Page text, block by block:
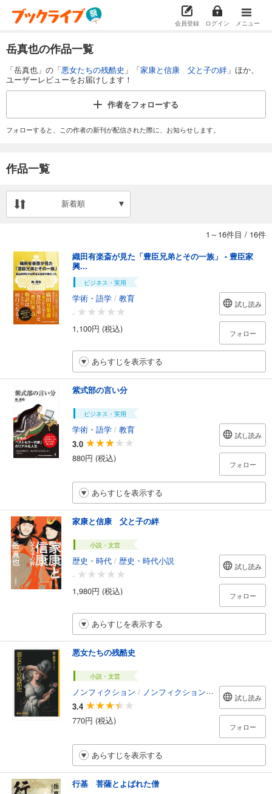
会員登録 ログイン メニュー
岳真也の作品一覧
「岳真也」の「悪女たちの残酷史 」「家康と信康 父と子の絆 」ほか、
ユーザーレビューをお届けします！
作者をフォローする
フォローすると、この作者の新刊が配信された際に、お知らせします。
作品一覧
新着順
1～16件目 / 16件
織田有楽斎が見た「豊臣兄弟とその一族」 - 豊臣家
興...
ビジネス・実用
学術・語学 / 教育
-
1,100円 (税込)
試し読み
フォロー
あらすじを表示する
紫式部の言い分
ビジネス・実用
学術・語学 / 教育
3.0
880円 (税込)
試し読み
フォロー
あらすじを表示する
家康と信康 父と子の絆
小説・文芸
歴史・時代 / 歴史・時代小説
-
1,980円 (税込)
試し読み
フォロー
あらすじを表示する
悪女たちの残酷史
小説・文芸
ノンフィクション / ノンフィクション・ドキュメンタリー
3.4
770円 (税込)
試し読み
フォロー
あらすじを表示する
行基 菩薩とよばれた僧